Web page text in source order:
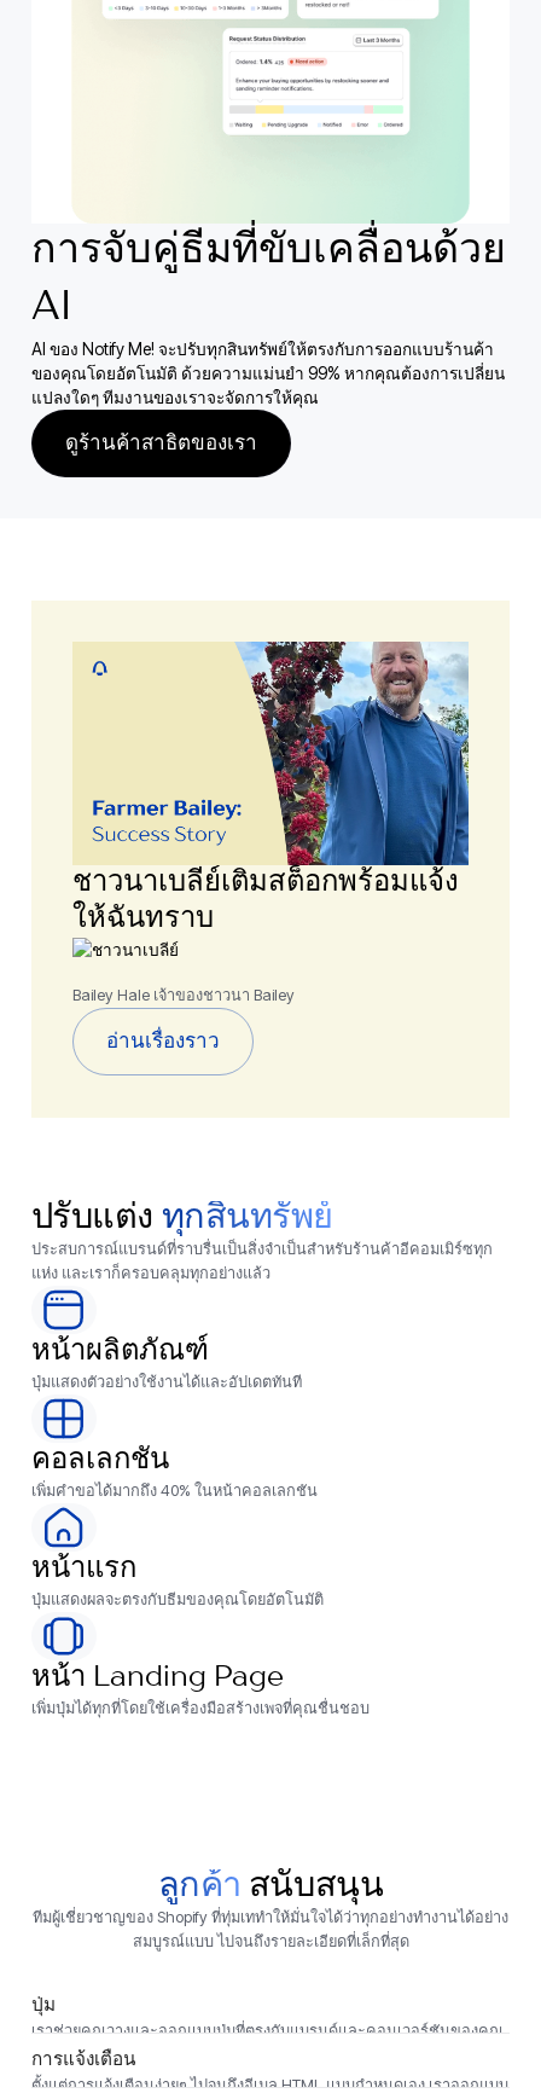
การจับคู่ธีมที่ขับเคลื่อนด้วย
AI
AI ของ Notify Me! จะปรับทุกสินทรัพย์ให้ตรงกับการออกแบบร้านค้า
ของคุณโดยอัตโนมัติ ด้วยความแม่นยำ 99% หากคุณต้องการเปลี่ยน
แปลงใดๆ ทีมงานของเราจะจัดการให้คุณ
ดูร้านค้าสาธิตของเรา
ชาวนาเบลีย์เติมสต็อกพร้อมแจ้ง
ให้ฉันทราบ
Bailey Hale เจ้าของชาวนา Bailey
อ่านเรื่องราว
ปรับแต่ง ทุกสินทรัพย์
ประสบการณ์แบรนด์ที่ราบรื่นเป็นสิ่งจำเป็นสำหรับร้านค้าอีคอมเมิร์ซทุก
แห่ง และเราก็ครอบคลุมทุกอย่างแล้ว
หน้าผลิตภัณฑ์
ปุ่มแสดงตัวอย่างใช้งานได้และอัปเดตทันที
คอลเลกชัน
เพิ่มคำขอได้มากถึง 40% ในหน้าคอลเลกชัน
หน้าแรก
ปุ่มแสดงผลจะตรงกับธีมของคุณโดยอัตโนมัติ
หน้า Landing Page
เพิ่มปุ่มได้ทุกที่โดยใช้เครื่องมือสร้างเพจที่คุณชื่นชอบ
ลูกค้า สนับสนุน
ทีมผู้เชี่ยวชาญของ Shopify ที่ทุ่มเททำให้มั่นใจได้ว่าทุกอย่างทำงานได้อย่าง
สมบูรณ์แบบ ไปจนถึงรายละเอียดที่เล็กที่สุด
ปุ่ม
เราช่วยคุณวางและออกแบบปุ่มที่ตรงกับแบรนด์และคอนเวอร์ชันของคุณ
การแจ้งเตือน
ตั้งแต่การแจ้งเตือนง่ายๆ ไปจนถึงอีเมล HTML แบบกำหนดเอง เราออกแบบ